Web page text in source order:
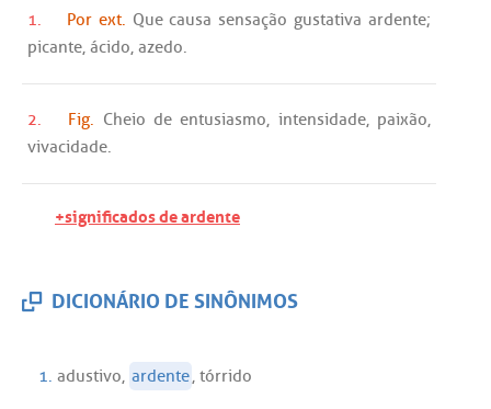
1. Por ext. Que causa sensação gustativa ardente;
picante, ácido, azedo.
2. Fig. Cheio de entusiasmo, intensidade, paixão,
vivacidade.
+significados de ardente
DICIONÁRIO DE SINÔNIMOS
1. adustivo, ardente, tórrido